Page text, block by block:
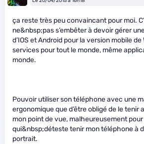
ça reste très peu convaincant pour moi.
ne&nbsp;pas s’embêter à devoir gérer
d’IOS et Android pour la version mobile
services pour tout le monde, même
monde.
Pouvoir utiliser son téléphone avec une
ergonomique que d’être obligé de le tenir
mon point de vue, malheureusement
qui&nbsp;déteste tenir mon téléphone à
portrait.